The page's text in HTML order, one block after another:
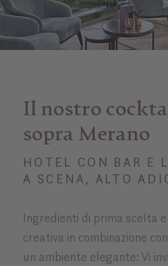
Il nostro
sopra Merano
HOTEL CON BAR E
A SCENA, ALTO
Ingredienti di prima scelta
creativa in combinazione
un ambiente elegante: Vi